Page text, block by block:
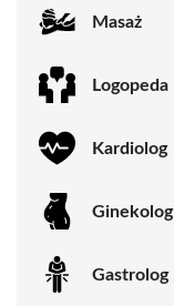
Masaż
Logopeda
Kardiolog
Ginekolog
Gastrolog